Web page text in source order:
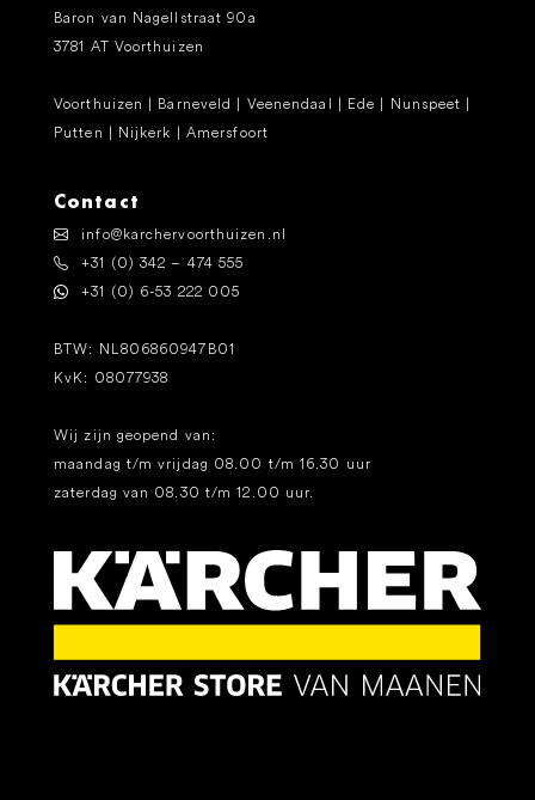
Baron van Nagellstraat 90a
3781 AT Voorthuizen
Voorthuizen | Barneveld | Veenendaal | Ede | Nunspeet |
Putten | Nijkerk | Amersfoort
Contact
info@karchervoorthuizen.nl
+31 (0) 342 – 474 555
+31 (0) 6-53 222 005
BTW: NL806860947B01
KvK: 08077938
Wij zijn geopend van:
maandag t/m vrijdag 08.00 t/m 16.30 uur
zaterdag van 08.30 t/m 12.00 uur.